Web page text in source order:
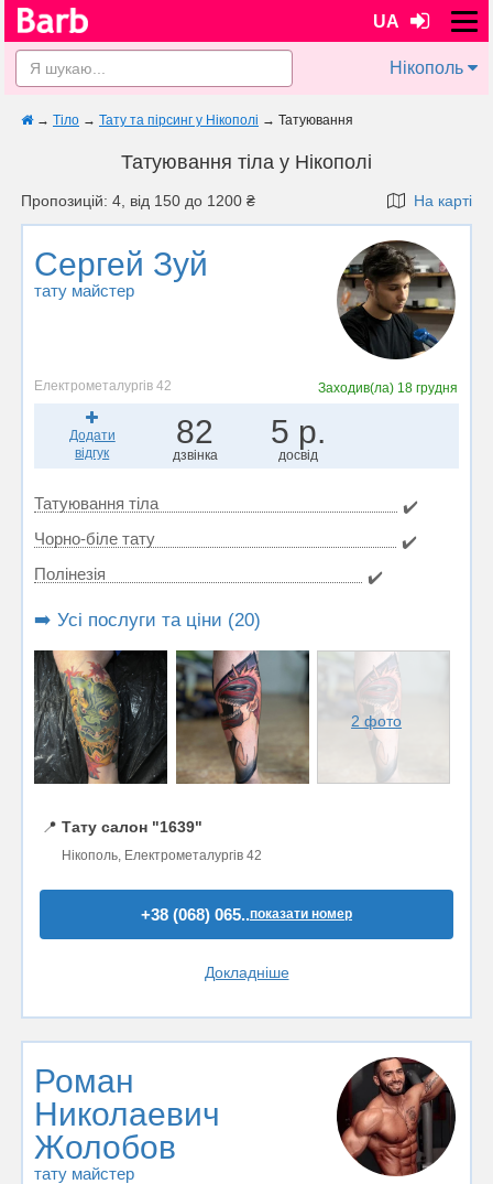
UA
Нікополь
→ Тіло → Тату та пірсинг у Нікополі → Татуювання
Татуювання тіла у Нікополі
Пропозицій: 4, від 150 до 1200 ₴ На карті
Сергей Зуй
тату майстер
Електрометалургів 42 Заходив(ла) 18 грудня
Додати
відгук
82
дзвінка
5 р.
досвід
Татуювання тіла
✔️
Чорно-біле тату
✔️
Полінезія
✔️
➡️ Усі послуги та ціни (20)
2 фото
📍 Тату салон "1639"
Нікополь, Електрометалургів 42
+38 (068) 065..показати номер
Докладніше
Роман
Николаевич
Жолобов
тату майстер